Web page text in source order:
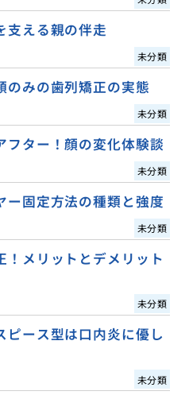
支える親の伴走
未分類
のみの歯列矯正の実態
未分類
フター！顔の変化体験談
未分類
ー固定方法の種類と強度
未分類
！メリットとデメリット
未分類
ピース型は口内炎に優し
未分類